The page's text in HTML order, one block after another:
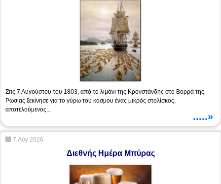
Στις 7 Αυγούστου του 1803, από το λιμάνι της Κρονστάνδης στο Βορρά της
Ρωσίας ξεκίνησε για το γύρω του κόσμου ένας μικρός στολίσκος,
αποτελούμενος...
.....»
7 Αύγ 2026
Διεθνής Ημέρα Μπύρας